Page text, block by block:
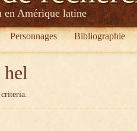
en Amérique latine
Personnages Bibliographie
hel
criteria.